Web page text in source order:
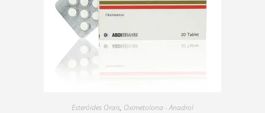
Esteróides Orais, Oximetolona - Anadrol